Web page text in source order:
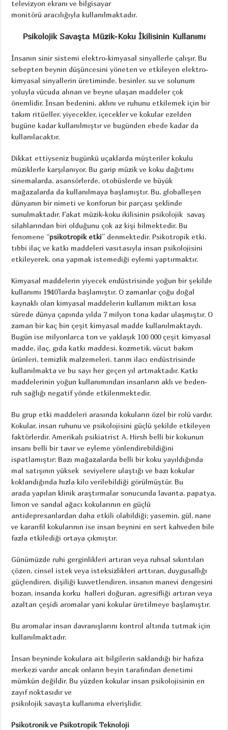
televizyon ekranı ve bilgisayar
monitörü aracılığıyla kullanılmaktadır.
Psikolojik Savaşta Müzik-Koku İkilisinin Kullanımı
İnsanın sinir sistemi elektro-kimyasal sinyallerle çalışır. Bu
sebepten beynin düşüncesini yöneten ve etkileyen elektro-
kimyasal sinyallerin üretiminde, besinler, su ve solunum
yoluyla vücuda alınan ve beyne ulaşan maddeler çok
önemlidir. İnsan bedenini, aklını ve ruhunu etkilemek için bir
takım ritüeller, yiyecekler, içecekler ve kokular ezelden
bugüne kadar kullanılmıştır ve bugünden ebede kadar da
kullanılacaktır.
Dikkat ettiyseniz bugünkü uçaklarda müşteriler kokulu
müziklerle karşılanıyor. Bu garip müzik ve koku dağıtımı
sinemalarda, asansörlerde, otobüslerde ve büyük
mağazalarda da kullanılmaya başlamıştır. Bu, globalleşen
dünyanın bir nimeti ve konforun bir parçası şeklinde
sunulmaktadır. Fakat müzik-koku ikilisinin psikolojik savaş
silahlarından biri olduğunu çok az kişi bilmektedir. Bu
fenomene “psikotropik etki” denmektedir. Psikotropik etki,
tıbbi ilaç ve katkı maddeleri vasıtasıyla insan psikolojisini
etkileyerek, ona yapmak istemediği eylemi yaptırmaktır.
Kimyasal maddelerin yiyecek endüstrisinde yoğun bir şekilde
kullanımı 1940’larda başlamıştır. O zamanlar çoğu doğal
kaynaklı olan kimyasal maddelerin kullanım miktarı kısa
sürede dünya çapında yılda 7 milyon tona kadar ulaşmıştır. O
zaman bir kaç bin çeşit kimyasal madde kullanılmaktaydı.
Bugün ise milyonlarca ton ve yaklaşık 100 000 çeşit kimyasal
madde, ilaç, gıda katkı maddesi, kozmetik, vücut bakım
ürünleri, temizlik malzemeleri, tarım ilacı endüstrisinde
kullanılmakta ve bu sayı her geçen yıl artmaktadır. Katkı
maddelerinin yoğun kullanımından insanların aklı ve beden-
ruh sağlığı negatif yönde etkilenmektedir.
Bu grup etki maddeleri arasında kokuların özel bir rolü vardır.
Kokular, insan ruhunu ve psikolojisini güçlü şekilde etkileyen
faktörlerdir. Amerikalı psikiatrist A. Hirsh belli bir kokunun
insanı belli bir tavır ve eyleme yönlendirebildiğini
ispatlamıştır: Bazı mağazalarda belli bir koku yayıldığında
mal satışının yüksek seviyelere ulaştığı ve bazı kokular
koklandığında hızla kilo verilebildiği görülmüştür. Bu
arada yapılan klinik araştırmalar sonucunda lavanta, papatya,
limon ve sandal ağacı kokularının en güçlü
antidepresanlardan daha etkili olabildiği; yasemin, gül, nane
ve karanfil kokularının ise insan beynini en sert kahveden bile
fazla etkilediği ortaya çıkmıştır.
Günümüzde ruhi gerginlikleri artıran veya ruhsal sıkıntıları
çözen, cinsel istek veya isteksizlikleri arttıran, duygusallığı
güçlendiren, dişiliği kuvvetlendiren, insanın manevi dengesini
bozan, insanda korku halleri doğuran, agresifliği artıran veya
azaltan çeşidi aromalar yani kokular üretilmeye başlamıştır.
Bu aromalar insan davranışlarını kontrol altında tutmak için
kullanılmaktadır.
İnsan beyninde kokulara ait bilgilerin saklandığı bir hafıza
merkezi vardır ancak onların beyin tarafından denetimi
mümkün değildir. Bu yüzden kokular insan psikolojisinin en
zayıf noktasıdır ve
psikolojik savaşta kullanıma elverişlidir.
Psikotronik ve Psikotropik Teknoloji